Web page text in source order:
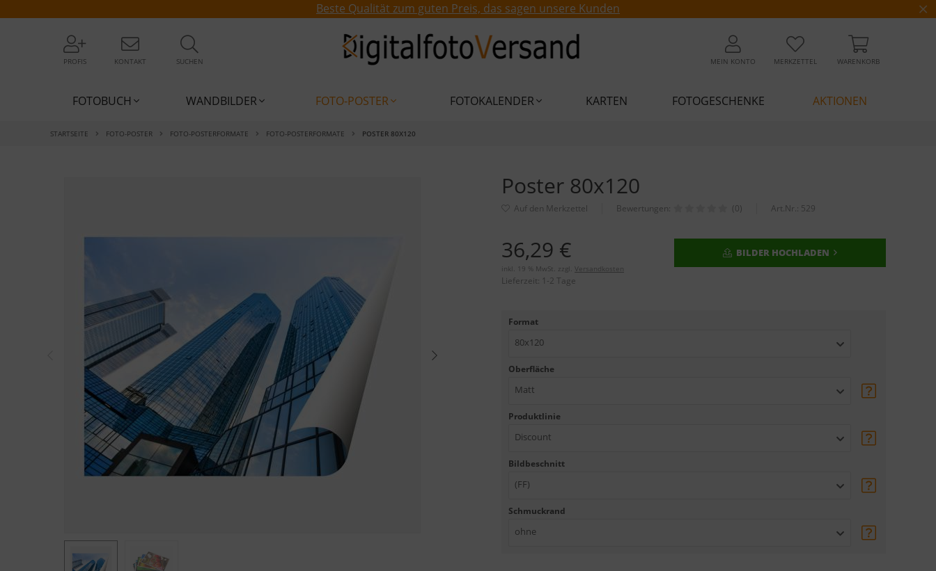
Beste Qualität zum guten Preis, das sagen unsere Kunden
PROFIS KONTAKT SUCHEN MEIN KONTO MERKZETTEL WARENKORB
FOTOBUCH WANDBILDER FOTO-POSTER FOTOKALENDER KARTEN FOTOGESCHENKE AKTIONEN
STARTSEITE FOTO-POSTER FOTO-POSTERFORMATE FOTO-POSTERFORMATE POSTER 80X120
Poster 80x120
Bewertungen: (0) Art.Nr.: 529
36,29 €
inkl. 19 % MwSt. zzgl. Versandkosten
Lieferzeit: 1-2 Tage
BILDER HOCHLADEN
Format
80x120
Oberfläche
Matt
Produktlinie
Discount
Bildbeschnitt
(FF)
Schmuckrand
ohne